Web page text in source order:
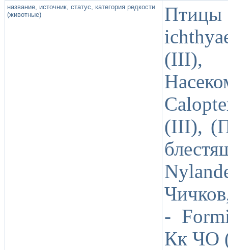
название, источник, статус, категория редкости
(животные)
Птицы
(III),
(III),
-
Кк ЧО